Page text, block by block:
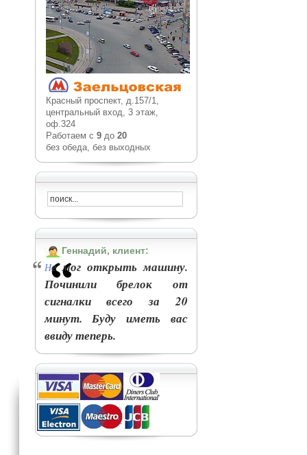
Красный проспект, д.157/1,
центральный вход, 3 этаж,
оф.324
Работаем с 9до 20
без обеда, без выходных
Геннадий, клиент:
Не мог открыть машину.
Починили брелок от
сигналки всего за 20
минут. Буду иметь вас
ввиду теперь.